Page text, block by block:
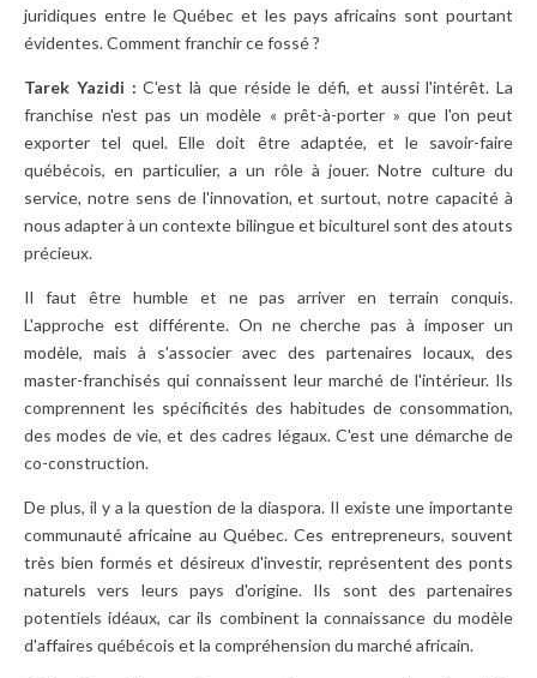
juridiques entre le Québec et les pays africains sont pourtant
évidentes. Comment franchir ce fossé ?
Tarek Yazidi : C'est là que réside le défi, et aussi l'intérêt. La
franchise n'est pas un modèle « prêt-à-porter » que l'on peut
exporter tel quel. Elle doit être adaptée, et le savoir-faire
québécois, en particulier, a un rôle à jouer. Notre culture du
service, notre sens de l'innovation, et surtout, notre capacité à
nous adapter à un contexte bilingue et biculturel sont des atouts
précieux.
Il faut être humble et ne pas arriver en terrain conquis.
L'approche est différente. On ne cherche pas à imposer un
modèle, mais à s'associer avec des partenaires locaux, des
master-franchisés qui connaissent leur marché de l'intérieur. Ils
comprennent les spécificités des habitudes de consommation,
des modes de vie, et des cadres légaux. C'est une démarche de
co-construction.
De plus, il y a la question de la diaspora. Il existe une importante
communauté africaine au Québec. Ces entrepreneurs, souvent
très bien formés et désireux d'investir, représentent des ponts
naturels vers leurs pays d'origine. Ils sont des partenaires
potentiels idéaux, car ils combinent la connaissance du modèle
d'affaires québécois et la compréhension du marché africain.